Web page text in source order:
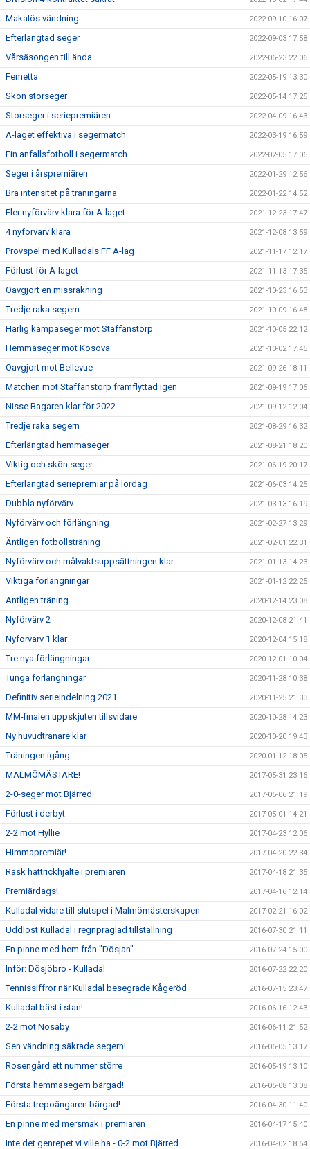
Makalös vändning 2022-09-10 16:07
Efterlängtad seger 2022-09-03 17:58
Vårsäsongen till ända 2022-06-23 22:06
Femetta 2022-05-19 13:30
Skön storseger 2022-05-14 17:25
Storseger i seriepremiären 2022-04-09 16:43
A-laget effektiva i segermatch 2022-03-19 16:59
Fin anfallsfotboll i segermatch 2022-02-05 17:06
Seger i årspremiären 2022-01-29 12:56
Bra intensitet på träningarna 2022-01-22 14:52
Fler nyförvärv klara för A-laget 2021-12-23 17:47
4 nyförvärv klara 2021-12-08 13:59
Provspel med Kulladals FF A-lag 2021-11-17 12:17
Förlust för A-laget 2021-11-13 17:35
Oavgjort en missräkning 2021-10-23 16:53
Tredje raka segern 2021-10-09 16:48
Härlig kämpaseger mot Staffanstorp 2021-10-05 22:12
Hemmaseger mot Kosova 2021-10-02 17:45
Oavgjort mot Bellevue 2021-09-26 18:11
Matchen mot Staffanstorp framflyttad igen 2021-09-19 17:06
Nisse Bagaren klar för 2022 2021-09-12 12:04
Tredje raka segern 2021-08-29 16:32
Efterlängtad hemmaseger 2021-08-21 18:20
Viktig och skön seger 2021-06-19 20:17
Efterlängtad seriepremiär på lördag 2021-06-03 14:25
Dubbla nyförvärv 2021-03-13 16:19
Nyförvärv och förlängning 2021-02-27 13:29
Äntligen fotbollsträning 2021-02-01 22:31
Nyförvärv och målvaktsuppsättningen klar 2021-01-13 14:23
Viktiga förlängningar 2021-01-12 22:25
Äntligen träning 2020-12-14 23:08
Nyförvärv 2 2020-12-08 21:41
Nyförvärv 1 klar 2020-12-04 15:18
Tre nya förlängningar 2020-12-01 10:04
Tunga förlängningar 2020-11-28 10:38
Definitiv serieindelning 2021 2020-11-25 21:33
MM-finalen uppskjuten tillsvidare 2020-10-28 14:23
Ny huvudtränare klar 2020-10-20 19:43
Träningen igång 2020-01-12 18:05
MALMÖMÄSTARE! 2017-05-31 23:16
2-0-seger mot Bjärred 2017-05-06 21:19
Förlust i derbyt 2017-05-01 14:21
2-2 mot Hyllie 2017-04-23 12:06
Himmapremiär! 2017-04-20 22:34
Rask hattrickhjälte i premiären 2017-04-18 21:35
Premiärdags! 2017-04-16 12:14
Kulladal vidare till slutspel i Malmömästerskapen 2017-02-21 16:02
Uddlöst Kulladal i regnpräglad tillställning 2016-07-30 21:11
En pinne med hem från "Dösjan" 2016-07-24 15:00
Inför: Dösjöbro - Kulladal 2016-07-22 22:20
Tennissiffror när Kulladal besegrade Kågeröd 2016-07-15 23:47
Kulladal bäst i stan! 2016-06-16 12:43
2-2 mot Nosaby 2016-06-11 21:52
Sen vändning säkrade segern! 2016-06-05 13:17
Rosengård ett nummer större 2016-05-19 13:10
Första hemmasegern bärgad! 2016-05-08 13:08
Första trepoängaren bärgad! 2016-04-30 11:40
En pinne med mersmak i premiären 2016-04-17 15:40
Inte det genrepet vi ville ha - 0-2 mot Bjärred 2016-04-02 18:54